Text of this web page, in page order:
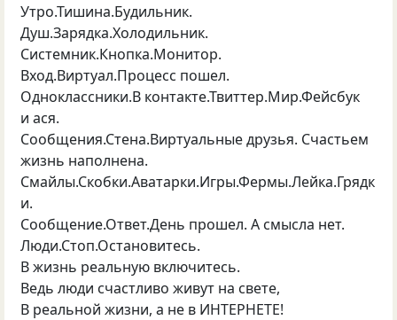
Утро.Тишина.Будильник.
Душ.Зарядка.Холодильник.
Системник.Кнопка.Монитор.
Вход.Виртуал.Процесс пошел.
Одноклассники.В контакте.Твиттер.Мир.Фейсбук
и ася.
Сообщения.Стена.Виртуальные друзья. Счастьем
жизнь наполнена.
Смайлы.Скобки.Аватарки.Игры.Фермы.Лейка.Грядк
и.
Сообщение.Ответ.День прошел. А смысла нет.
Люди.Стоп.Остановитесь.
В жизнь реальную включитесь.
Ведь люди счастливо живут на свете,
В реальной жизни, а не в ИНТЕРНЕТЕ!